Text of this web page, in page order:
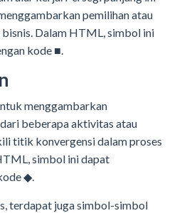
pemilihan atau
Dalam HTML, simbol ini
kode ■.
menggambarkan
beberapa aktivitas atau
titik konvergensi dalam proses
simbol ini dapat
◆.
terdapat juga simbol-simbol